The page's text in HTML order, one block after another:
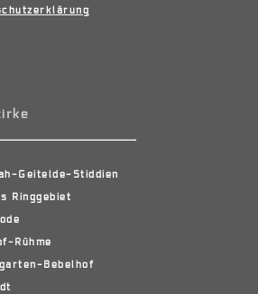
Geitelde-Stiddien
Ringgebiet
Rühme
Bebelhof